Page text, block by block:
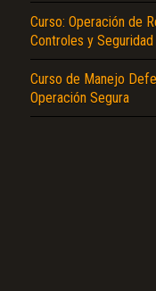
Curso: Operación de
Controles y Seguridad
Curso de Manejo
Operación Segura